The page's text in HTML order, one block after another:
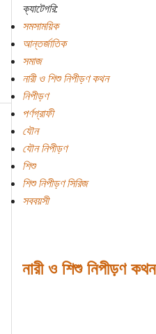
ক্যাটেগরি:
সমসাময়িক
আন্তর্জাতিক
সমাজ
নারী ও শিশু নিপীড়ণ কথন
নিপীড়ণ
পর্ণগ্রাফী
যৌন
যৌন নিপীড়ণ
শিশু
শিশু নিপীড়ণ সিরিজ
সববয়সী
নারী ও শিশু নিপীড়ণ কথন